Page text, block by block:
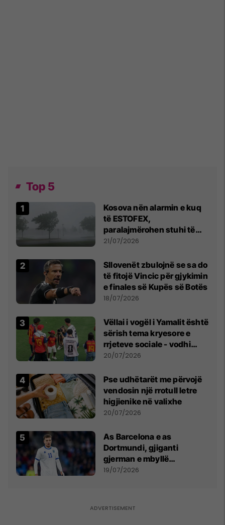
Top 5
Kosova nën alarmin e kuq
të ESTOFEX,
paralajmërohen stuhi të
fuqishme me breshër dhe
21/07/2026
Sllovenët zbulojnë se sa do
të fitojë Vincic për gjykimin
e finales së Kupës së Botës
18/07/2026
Vëllai i vogël i Yamalit është
sërish tema kryesore e
rrjeteve sociale - vodhi
vëmendjen pas finales së
20/07/2026
Pse udhëtarët me përvojë
vendosin një rrotull letre
higjienike në valixhe
20/07/2026
As Barcelona e as
Dortmundi, gjiganti
gjerman e mbyllë
marrëveshjen për Fisnik
19/07/2026